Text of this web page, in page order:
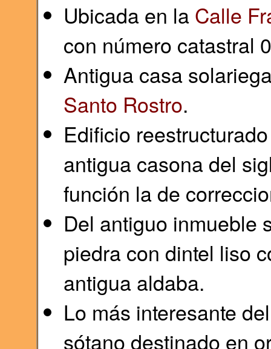
Ubicada en la Calle
con número catastral
Antigua casa
Santo Rostro.
Edificio
antigua casona del
función la de
Del antiguo inmueble
piedra con dintel liso
antigua aldaba.
Lo más interesante
sótano destinado en